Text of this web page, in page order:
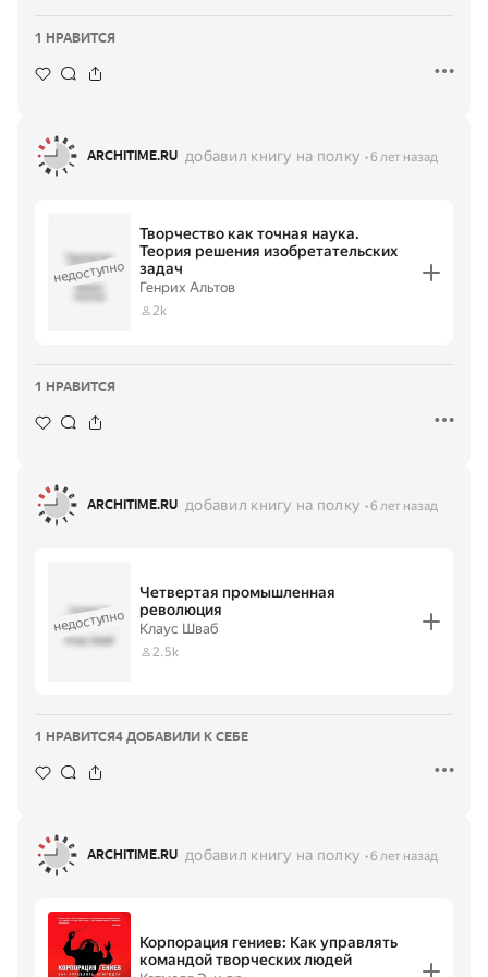
1 НРАВИТСЯ
ARCHITIME.RU добавил книгу на полку 6 лет назад
Творчество
как точная
наука. Теория
решения
·
Генрих
недоступно
Творчество как точная наука.
Теория решения изобретательских
задач
Генрих Альтов
2k
1 НРАВИТСЯ
ARCHITIME.RU добавил книгу на полку 6 лет назад
Четвертая
промышленн
ая революция
недоступно
Четвертая промышленная
революция
Клаус Шваб
2.5k
1 НРАВИТСЯ4 ДОБАВИЛИ К СЕБЕ
ARCHITIME.RU добавил книгу на полку 6 лет назад
Корпорация гениев: Как управлять
командой творческих людей